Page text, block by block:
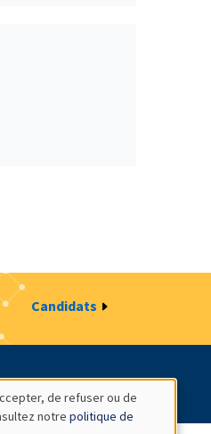
Candidats
de refuser ou de
notre politique de